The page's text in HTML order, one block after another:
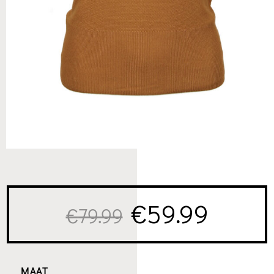
€79.99
prijs
€59.99
prijs
MAAT